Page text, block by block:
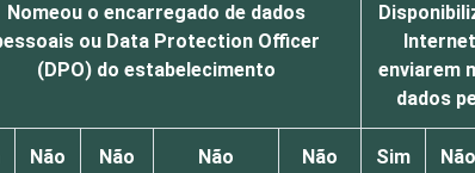
Nomeou o encarregado de dados
ou Data Protection Officer
(DPO) do estabelecimento
enviarem
dados
Não
Não
Não
Não
Sim Não